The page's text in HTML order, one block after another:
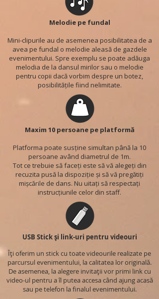
Melodie pe fundal
Mini-clipurile au de asemenea posibilitatea de a
avea pe fundal o melodie aleasă de gazdele
evenimentului. Spre exemplu se poate adăuga
melodia de la dansul mirilor sau o melodie
pentru copii dacă vorbim despre un botez,
posibilitățile fiind nelimitate.
Maxim 10 persoane pe platformă
Platforma poate susține simultan până la 10
persoane având diametrul de 1m.
Tot ce trebuie să faceți este să vă alegeți din
recuzita pusă la dispoziție și să vă pregătiți
mișcările de dans. Nu uitați să respectați
instrucțiunile celor din staff.
USB Stick și link-uri pentru videouri
Îți oferim un stick cu toate videourile realizate pe
parcursul evenimentului, la calitatea lor originală.
De asemenea, la alegere invitații vor primi link cu
video-ul pentru a îl putea accesa când ajung acasă
sau pe telefon la finalul evenimentului.